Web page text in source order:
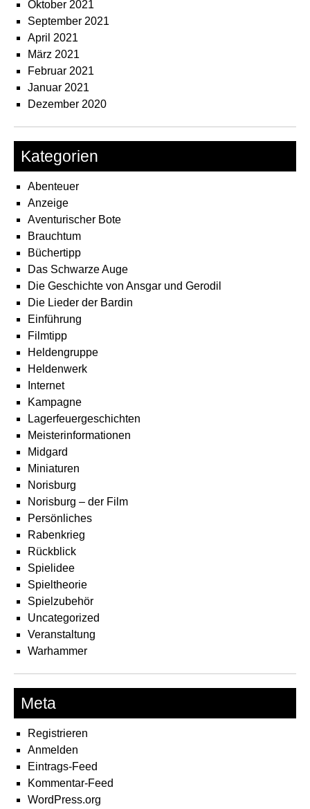
Oktober 2021
September 2021
April 2021
März 2021
Februar 2021
Januar 2021
Dezember 2020
Kategorien
Abenteuer
Anzeige
Aventurischer Bote
Brauchtum
Büchertipp
Das Schwarze Auge
Die Geschichte von Ansgar und Gerodil
Die Lieder der Bardin
Einführung
Filmtipp
Heldengruppe
Heldenwerk
Internet
Kampagne
Lagerfeuergeschichten
Meisterinformationen
Midgard
Miniaturen
Norisburg
Norisburg – der Film
Persönliches
Rabenkrieg
Rückblick
Spielidee
Spieltheorie
Spielzubehör
Uncategorized
Veranstaltung
Warhammer
Meta
Registrieren
Anmelden
Eintrags-Feed
Kommentar-Feed
WordPress.org